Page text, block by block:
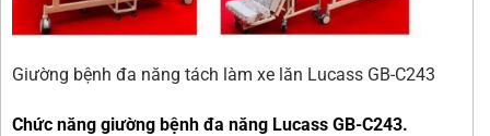
Giường bệnh đa năng tách làm xe lăn Lucass GB-C243
Chức năng giường bệnh đa năng Lucass GB-C243.